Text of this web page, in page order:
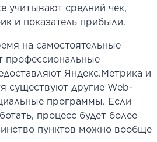
учитывают средний чек,
и показатель прибыли.
на самостоятельные
профессиональные
Яндекс.Метрика и
существуют другие Web-
программы. Если
процесс будет более
пунктов можно вообще